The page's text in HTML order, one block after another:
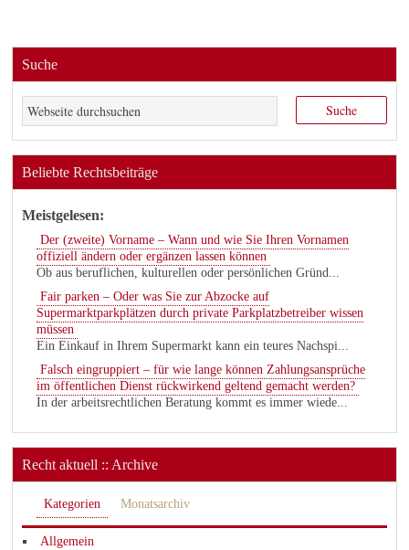
Suche
Beliebte Rechtsbeiträge
Meistgelesen:
Der (zweite) Vorname – Wann und wie Sie Ihren Vornamen
offiziell ändern oder ergänzen lassen können
Ob aus beruflichen, kulturellen oder persönlichen Gründ...
Fair parken – Oder was Sie zur Abzocke auf
Supermarktparkplätzen durch private Parkplatzbetreiber wissen
müssen
Ein Einkauf in Ihrem Supermarkt kann ein teures Nachspi...
Falsch eingruppiert – für wie lange können Zahlungsansprüche
im öffentlichen Dienst rückwirkend geltend gemacht werden?
In der arbeitsrechtlichen Beratung kommt es immer wiede...
Recht aktuell :: Archive
Kategorien Monatsarchiv
Allgemein